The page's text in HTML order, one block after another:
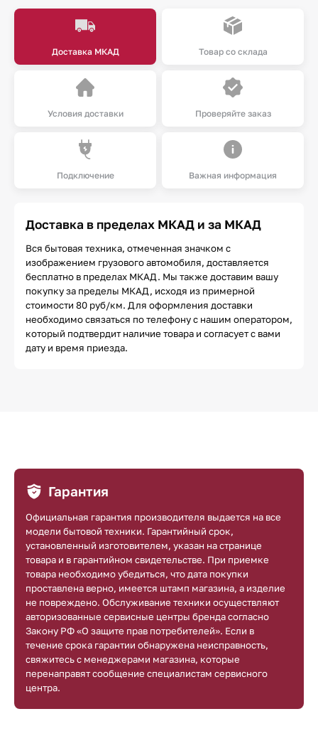
Доставка МКАД Товар со склада
Условия доставки Проверяйте заказ
Подключение Важная информация
Доставка в пределах МКАД и за МКАД
Вся бытовая техника, отмеченная значком с
изображением грузового автомобиля, доставляется
бесплатно в пределах МКАД. Мы также доставим вашу
покупку за пределы МКАД, исходя из примерной
стоимости 80 руб/км. Для оформления доставки
необходимо связаться по телефону с нашим оператором,
который подтвердит наличие товара и согласует с вами
дату и время приезда.
Гарантия
Официальная гарантия производителя выдается на все
модели бытовой техники. Гарантийный срок,
установленный изготовителем, указан на странице
товара и в гарантийном свидетельстве. При приемке
товара необходимо убедиться, что дата покупки
проставлена верно, имеется штамп магазина, а изделие
не повреждено. Обслуживание техники осуществляют
авторизованные сервисные центры бренда согласно
Закону РФ «О защите прав потребителей». Если в
течение срока гарантии обнаружена неисправность,
свяжитесь с менеджерами магазина, которые
перенаправят сообщение специалистам сервисного
центра.